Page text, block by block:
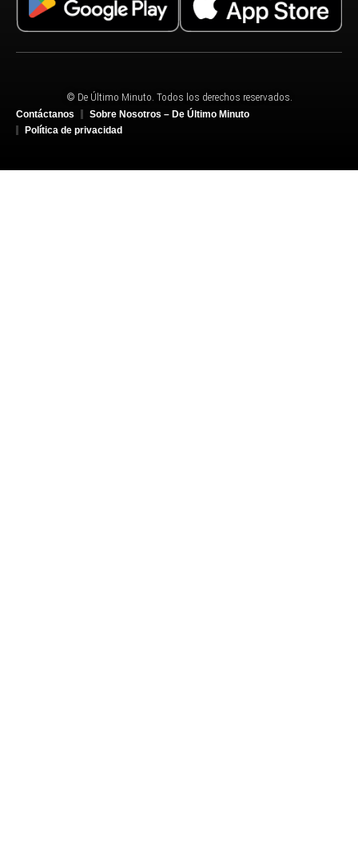
© De Último Minuto. Todos los derechos reservados.
Contáctanos
Sobre Nosotros – De Último Minuto
Política de privacidad